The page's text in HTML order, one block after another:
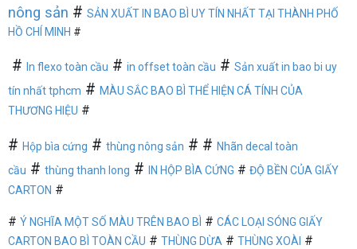
nông sản # SẢN XUẤT IN BAO BÌ UY TÍN NHẤT TẠI THÀNH PHỐ
HỒ CHÍ MINH #
# In flexo toàn cầu # in offset toàn cầu # Sản xuất in bao bi uy
tín nhất tphcm # MÀU SẮC BAO BÌ THỂ HIỆN CÁ TÍNH CỦA
THƯƠNG HIỆU #
# Hộp bìa cứng # thùng nông sản # # Nhãn decal toàn
cầu # thùng thanh long # IN HỘP BÌA CỨNG # ĐỘ BỀN CỦA GIẤY
CARTON #
# Ý NGHĨA MỘT SỐ MÀU TRÊN BAO BÌ # CÁC LOẠI SÓNG GIẤY
CARTON BAO BÌ TOÀN CẦU # THÙNG DỪA # THÙNG XOÀI #